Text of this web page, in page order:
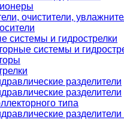
очистители,
системы и гидрострелки
системы и
разделители
разделители
типа